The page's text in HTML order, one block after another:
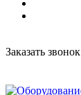
Заказать звонок